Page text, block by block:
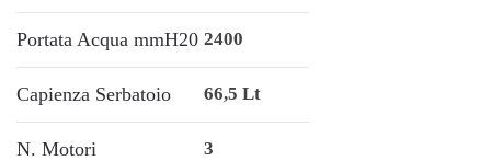
Portata Acqua mmH20 2400
Capienza Serbatoio 66,5 Lt
N. Motori 3